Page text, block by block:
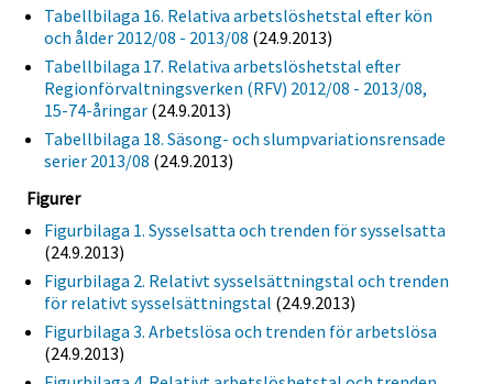
Tabellbilaga 16. Relativa arbetslöshetstal efter kön
och ålder 2012/08 - 2013/08 (24.9.2013)
Tabellbilaga 17. Relativa arbetslöshetstal efter
Regionförvaltningsverken (RFV) 2012/08 - 2013/08,
15-74-åringar (24.9.2013)
Tabellbilaga 18. Säsong- och slumpvariationsrensade
serier 2013/08 (24.9.2013)
Figurer
Figurbilaga 1. Sysselsatta och trenden för sysselsatta
(24.9.2013)
Figurbilaga 2. Relativt sysselsättningstal och trenden
för relativt sysselsättningstal (24.9.2013)
Figurbilaga 3. Arbetslösa och trenden för arbetslösa
(24.9.2013)